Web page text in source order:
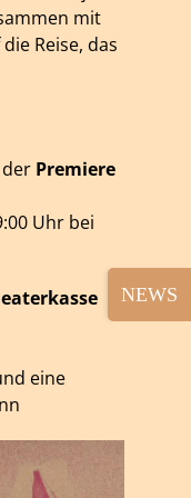
mit
Reise, das
Premiere
Uhr bei
eine
Sliding